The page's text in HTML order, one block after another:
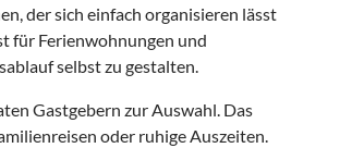
der sich einfach organisieren lässt
für Ferienwohnungen und
selbst zu gestalten.
Gastgebern zur Auswahl. Das
oder ruhige Auszeiten.